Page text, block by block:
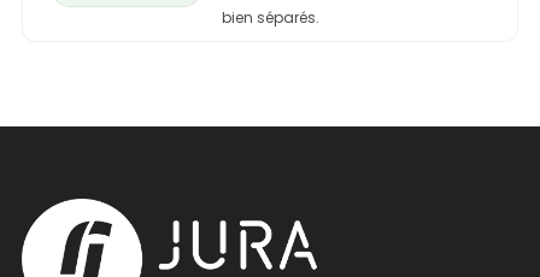
bien séparés.